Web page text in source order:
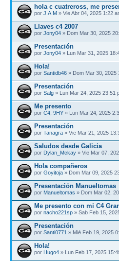
hola c cuatreross, me
por J.A.M » Vie Abr 04, 2025 1:22
Llaves c4 2007
por Jony04 » Dom Mar 30, 2025
Presentación
por Jony04 » Lun Mar 31, 2025
Hola!
por Santidb46 » Dom Mar 30, 2025
Presentación
por Salg » Lun Mar 24, 2025 23:51
Me presento
por C4, 9HY » Lun Mar 24, 2025
Presentación
por Tanagra » Vie Mar 21, 2025
Saludos desde Galicia
por Dylan_Mckay » Vie Mar 07,
Hola compañeros
por Goyitoja » Dom Mar 09, 2025
Presentación Manueltomas
por Manueltomas » Dom Mar 02,
Me presento con mi C4
por nacho221sp » Sab Feb 15,
Presentación
por Santi0771 » Mié Feb 19, 2025
Hola!
por Hugo4 » Lun Feb 17, 2025